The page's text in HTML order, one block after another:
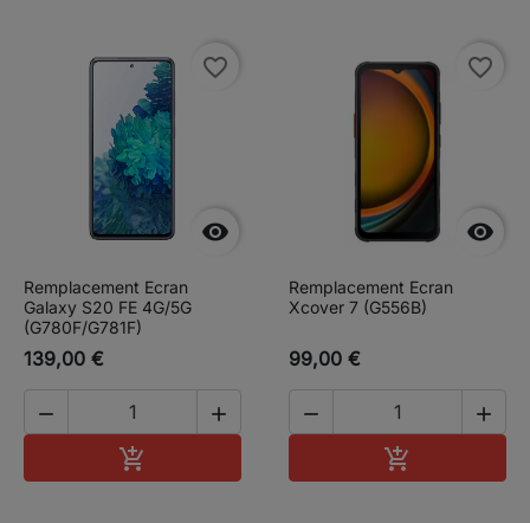

favorite_border
Remplacement Ecran
Galaxy S20 FE 4G/5G
(G780F/G781F)
139,00 €
 


favorite_border
Remplacement Ecran
Xcover 7 (G556B)
99,00 €
 
